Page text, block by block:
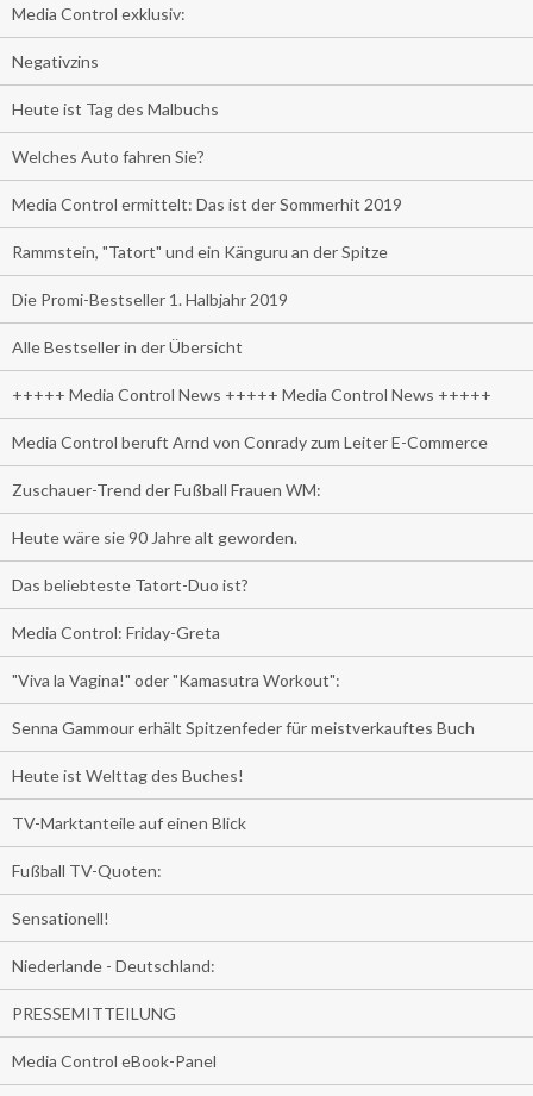
Media Control exklusiv:
Negativzins
Heute ist Tag des Malbuchs
Welches Auto fahren Sie?
Media Control ermittelt: Das ist der Sommerhit 2019
Rammstein, "Tatort" und ein Känguru an der Spitze
Die Promi-Bestseller 1. Halbjahr 2019
Alle Bestseller in der Übersicht
+++++ Media Control News +++++ Media Control News +++++
Media Control beruft Arnd von Conrady zum Leiter E-Commerce
Zuschauer-Trend der Fußball Frauen WM:
Heute wäre sie 90 Jahre alt geworden.
Das beliebteste Tatort-Duo ist?
Media Control: Friday-Greta
"Viva la Vagina!" oder "Kamasutra Workout":
Senna Gammour erhält Spitzenfeder für meistverkauftes Buch
Heute ist Welttag des Buches!
TV-Marktanteile auf einen Blick
Fußball TV-Quoten:
Sensationell!
Niederlande - Deutschland:
PRESSEMITTEILUNG
Media Control eBook-Panel